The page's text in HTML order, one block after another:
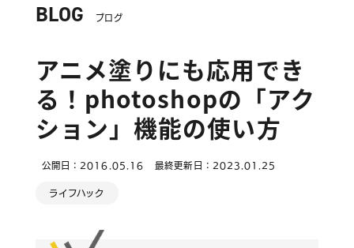
トップページ
サービス
コンテンツ
BLOG ブログ
アニメ塗りにも応用でき
る！photoshopの「アク
ション」機能の使い方
ライフハック
公開日：2016.05.16 最終更新日：2023.01.25